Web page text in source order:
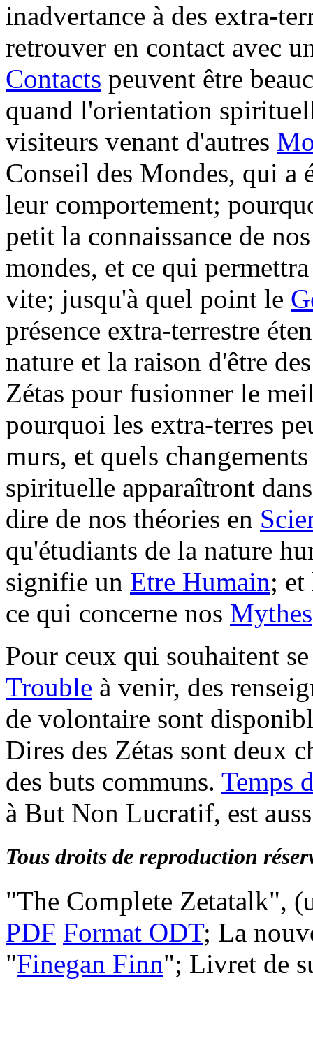
inadvertance à des extra-
retrouver en contact avec
Contacts peuvent être
quand l'orientation
visiteurs venant d'autres
Conseil des Mondes, qui a
leur comportement;
petit la connaissance de
mondes, et ce qui
vite; jusqu'à quel point le
présence extra-terrestre
nature et la raison d'être
Zétas pour fusionner le
pourquoi les extra-terres
murs, et quels
spirituelle apparaîtront
dire de nos théories en
qu'étudiants de la nature
signifie un Etre Humain; et
ce qui concerne nos Mythes
Pour ceux qui souhaitent
Trouble à venir, des
de volontaire sont
Dires des Zétas sont deux
des buts communs. Temps
à But Non Lucratif, est
Tous droits de reproduction
"The Complete Zetatalk",
PDF Format ODT; La
"Finegan Finn"; Livret de